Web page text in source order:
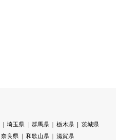
埼玉県 群馬県 栃木県
茨城県
奈良県 和歌山県
滋賀県